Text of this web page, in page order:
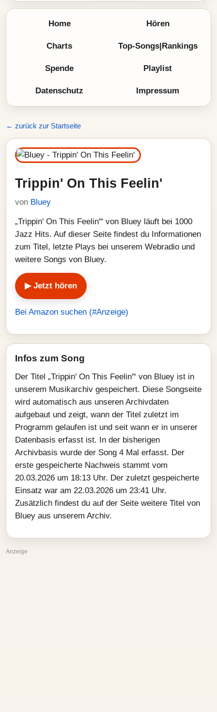
Home Hören
Charts Top-Songs|Rankings
Spende Playlist
Datenschutz Impressum
← zurück zur Startseite
Trippin' On This Feelin'
von Bluey
„Trippin' On This Feelin'“ von Bluey läuft bei 1000
Jazz Hits. Auf dieser Seite findest du Informationen
zum Titel, letzte Plays bei unserem Webradio und
weitere Songs von Bluey.
▶ Jetzt hören
Bei Amazon suchen (#Anzeige)
Infos zum Song
Der Titel „Trippin' On This Feelin'“ von Bluey ist in
unserem Musikarchiv gespeichert. Diese Songseite
wird automatisch aus unseren Archivdaten
aufgebaut und zeigt, wann der Titel zuletzt im
Programm gelaufen ist und seit wann er in unserer
Datenbasis erfasst ist. In der bisherigen
Archivbasis wurde der Song 4 Mal erfasst. Der
erste gespeicherte Nachweis stammt vom
20.03.2026 um 18:13 Uhr. Der zuletzt gespeicherte
Einsatz war am 22.03.2026 um 23:41 Uhr.
Zusätzlich findest du auf der Seite weitere Titel von
Bluey aus unserem Archiv.
Anzeige